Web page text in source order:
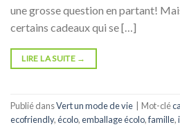
une grosse question en partant!
certains cadeaux qui se […]
LIRE LA SUITE →
Publié dansVert un mode de vie Mot-clé
ecofriendly,écolo,emballage écolo,famille,